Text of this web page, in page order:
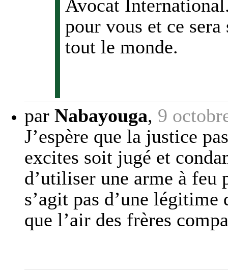
Avocat
pour vous et ce
tout le monde.
par Nabayouga, 9
J’espère que la justice
excites soit jugé et
d’utiliser une arme à feu
s’agit pas d’une
que l’air des frères